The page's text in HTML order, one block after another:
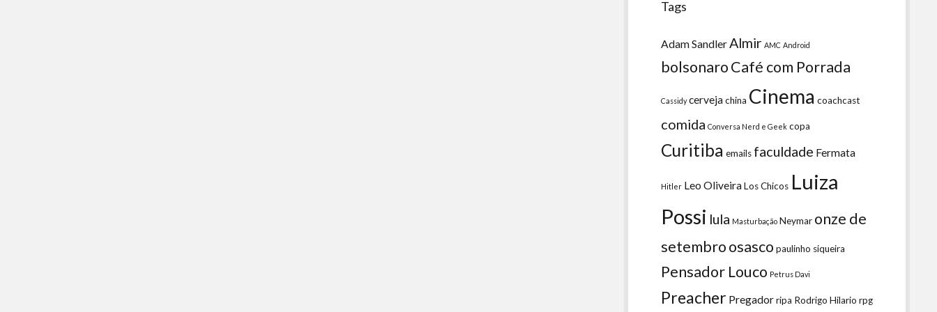
Tags
Adam Sandler Almir AMC Android
bolsonaroCafé com Porrada
Cassidy cervejachina Cinema coachcast
comida Conversa Nerd e Geek copa
Curitiba emails faculdade Fermata
Hitler Leo OliveiraLos Chicos Luiza
Possi lula Masturbação Neymar onze de
setembroosasco paulinho siqueira
Pensador Louco Petrus Davi
Preacher Pregadorripa Rodrigo Hilario rpg